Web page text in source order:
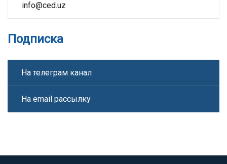
info@ced.uz
Подписка
На телеграм канал
На email рассылку